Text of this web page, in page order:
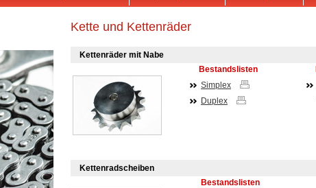
Kette und Kettenräder
Kettenräder mit Nabe
Bestandslisten
Simplex
Duplex
Kettenradscheiben
Bestandslisten